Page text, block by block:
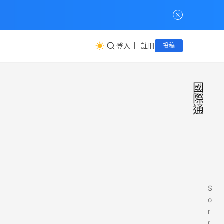
登入 註冊 投稿
國
際
通
S
o
r